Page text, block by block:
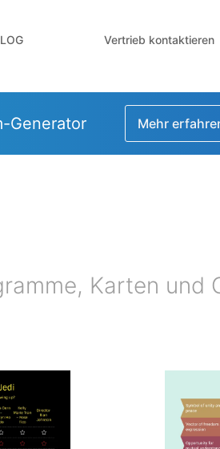
Vertrieb kontaktieren
Generator Mehr
Karten und